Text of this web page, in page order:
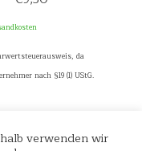
da
nach §19 (1) UStG.
verwenden wir